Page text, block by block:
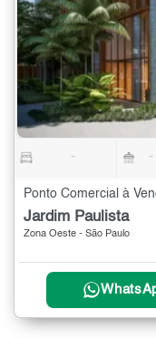
-
Ponto Comercial à
Jardim Paulista
Zona Oeste - São Paulo